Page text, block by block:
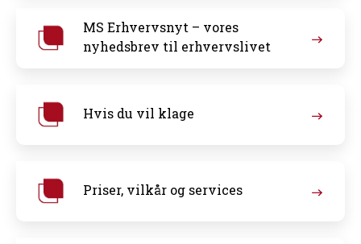
MS Erhvervsnyt – vores
nyhedsbrev til erhvervslivet
Hvis du vil klage
Priser, vilkår og services